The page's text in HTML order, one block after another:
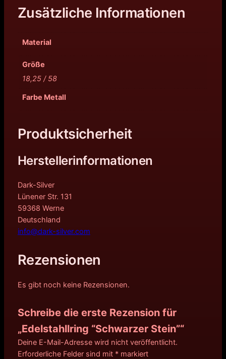
Zusätzliche Informationen
Material
Größe
18,25 / 58
Farbe Metall
Produktsicherheit
Herstellerinformationen
Dark-Silver
Lünener Str. 131
59368 Werne
Deutschland
info@dark-silver.com
Rezensionen
Es gibt noch keine Rezensionen.
Schreibe die erste Rezension für
„Edelstahllring “Schwarzer Stein”“
Deine E-Mail-Adresse wird nicht veröffentlicht.
Erforderliche Felder sind mit *markiert